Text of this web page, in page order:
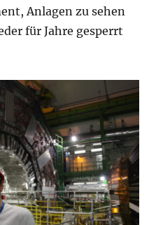
Anlagen zu sehen
für Jahre gesperrt